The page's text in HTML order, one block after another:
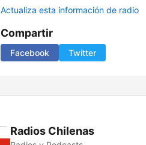
Actualiza esta información de radio
Compartir
Facebook Twitter
Radios Chilenas